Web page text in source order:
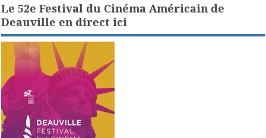
Le 52e Festival du Cinéma Américain de
Deauville en direct ici